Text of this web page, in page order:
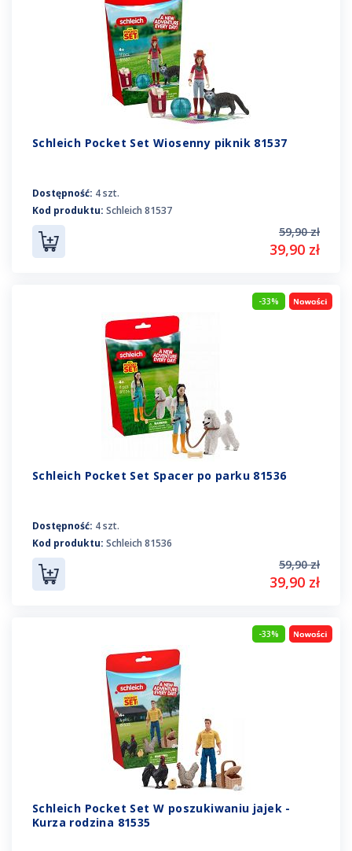
Schleich Pocket Set Wiosenny piknik 81537
Dostępność: 4 szt.
Kod produktu: Schleich 81537
59,90 zł
39,90 zł
-33%
Schleich Pocket Set Spacer po parku 81536
Dostępność: 4 szt.
Kod produktu: Schleich 81536
59,90 zł
39,90 zł
-33%
Schleich Pocket Set W poszukiwaniu jajek -
Kurza rodzina 81535